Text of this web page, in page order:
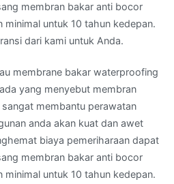
membran bakar anti bocor
minimal untuk 10 tahun kedepan.
dari kami untuk Anda.
membrane bakar waterproofing
yang menyebut membran
membantu perawatan
anda akan kuat dan awet
biaya pemeriharaan dapat
membran bakar anti bocor
minimal untuk 10 tahun kedepan.